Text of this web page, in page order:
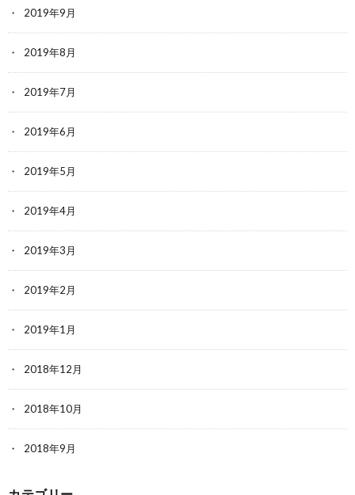
2019年9月
2019年8月
2019年7月
2019年6月
2019年5月
2019年4月
2019年3月
2019年2月
2019年1月
2018年12月
2018年10月
2018年9月